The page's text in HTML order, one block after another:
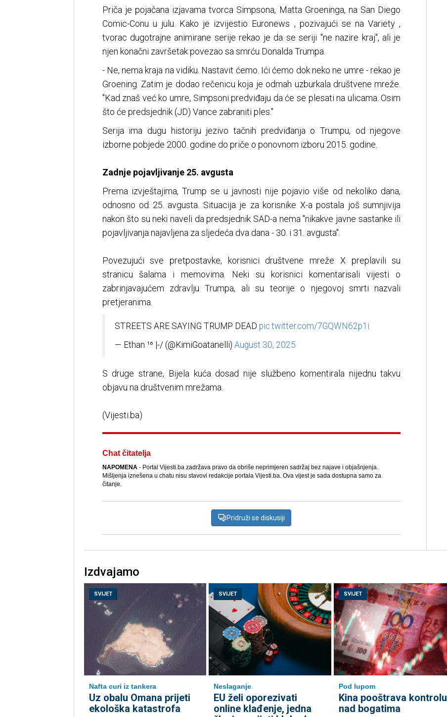
Priča je pojačana izjavama tvorca Simpsona, Matta Groeninga, na San Diego
Comic-Conu u julu. Kako je izvijestio Euronews , pozivajući se na Variety ,
tvorac dugotrajne animirane serije rekao je da se seriji "ne nazire kraj", ali je
njen konačni završetak povezao sa smrću Donalda Trumpa.
- Ne, nema kraja na vidiku. Nastavit ćemo. Ići ćemo dok neko ne umre - rekao je
Groening. Zatim je dodao rečenicu koja je odmah uzburkala društvene mreže.
"Kad znaš već ko umre, Simpsoni predviđaju da će se plesati na ulicama. Osim
što će predsjednik (JD) Vance zabraniti ples."
Serija ima dugu historiju jezivo tačnih predviđanja o Trumpu, od njegove
izborne pobjede 2000. godine do priče o ponovnom izboru 2015. godine.
Zadnje pojavljivanje 25. avgusta
Prema izvještajima, Trump se u javnosti nije pojavio više od nekoliko dana,
odnosno od 25. avgusta. Situacija je za korisnike X-a postala još sumnjivija
nakon što su neki naveli da predsjednik SAD-a nema "nikakve javne sastanke ili
pojavljivanja najavljena za sljedeća dva dana - 30. i 31. avgusta".
Povezujući sve pretpostavke, korisnici društvene mreže X preplavili su
stranicu šalama i memovima. Neki su korisnici komentarisali vijesti o
zabrinjavajućem zdravlju Trumpa, ali su teorije o njegovoj smrti nazvali
pretjeranima.
STREETS ARE SAYING TRUMP DEAD pic.twitter.com/7GQWN62p1i
— Ethan ¹⁶ |-/ (@KimiGoatanelli) August 30, 2025
S druge strane, Bijela kuća dosad nije službeno komentirala nijednu takvu
objavu na društvenim mrežama.
(Vijesti.ba)
Chat čitatelja
NAPOMENA- Portal Vijesti.ba zadržava pravo da obriše neprimjeren sadržaj bez najave i objašnjenja.
Mišljenja iznešena u chatu nisu stavovi redakcije portala Vijesti.ba. Ova vijest je sada dostupna samo za
čitanje.
Pridruži se diskusiji
Izdvajamo
SVIJET
Nafta curi iz tankera
Uz obalu Omana prijeti
ekološka katastrofa
SVIJET
Neslaganje
EU želi oporezivati
online klađenje, jedna
SVIJET
Pod lupom
Kina pooštrava kontrolu
nad bogatima